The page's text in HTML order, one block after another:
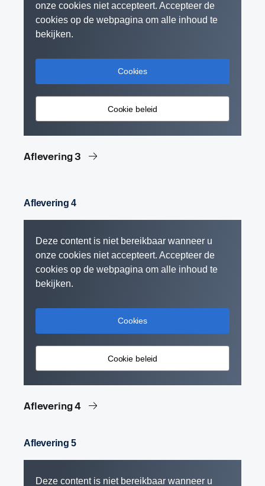
onze cookies niet accepteert. Accepteer de
cookies op de webpagina om alle inhoud te
bekijken.
Cookies
Cookie beleid
Aflevering 3
Aflevering 4
Deze content is niet bereikbaar wanneer u
onze cookies niet accepteert. Accepteer de
cookies op de webpagina om alle inhoud te
bekijken.
Cookies
Cookie beleid
Aflevering 4
Aflevering 5
Deze content is niet bereikbaar wanneer u